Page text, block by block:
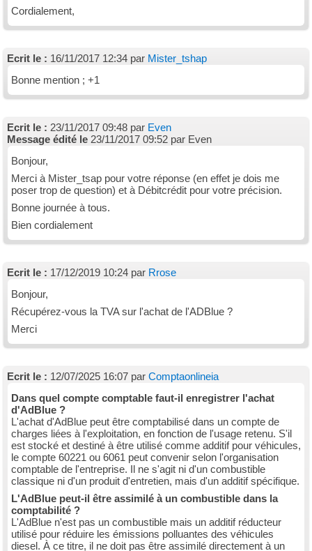
Cordialement,
Ecrit le : 16/11/2017 12:34 par Mister_tshap
Bonne mention ; +1
Ecrit le : 23/11/2017 09:48 par Even
Message édité le 23/11/2017 09:52 par Even
Bonjour,
Merci à Mister_tsap pour votre réponse (en effet je dois me
poser trop de question) et à Débitcrédit pour votre précision.
Bonne journée à tous.
Bien cordialement
Ecrit le : 17/12/2019 10:24 par Rrose
Bonjour,
Récupérez-vous la TVA sur l'achat de l'ADBlue ?
Merci
Ecrit le : 12/07/2025 16:07 par Comptaonlineia
Dans quel compte comptable faut-il enregistrer l'achat
d'AdBlue ?
L'achat d'AdBlue peut être comptabilisé dans un compte de
charges liées à l'exploitation, en fonction de l'usage retenu. S'il
est stocké et destiné à être utilisé comme additif pour véhicules,
le compte 60221 ou 6061 peut convenir selon l'organisation
comptable de l'entreprise. Il ne s'agit ni d'un combustible
classique ni d'un produit d'entretien, mais d'un additif spécifique.
L'AdBlue peut-il être assimilé à un combustible dans la
comptabilité ?
L'AdBlue n'est pas un combustible mais un additif réducteur
utilisé pour réduire les émissions polluantes des véhicules
diesel. À ce titre, il ne doit pas être assimilé directement à un